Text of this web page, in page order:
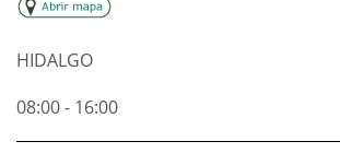
HIDALGO
08:00 - 16:00